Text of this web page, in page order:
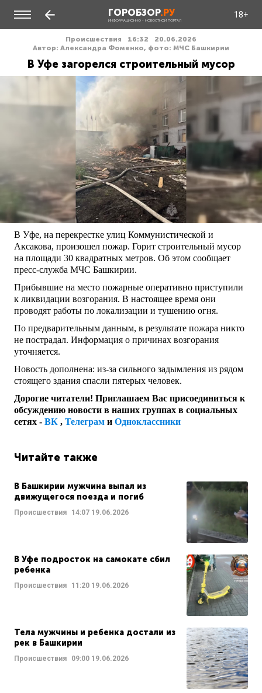
ГОРОБЗОР.РУ
ИНФОРМАЦИОННО - НОВОСТНОЙ ПОРТАЛ
18+
Происшествия 16:32
20.06.2026
Автор: Александра Фоменко, фото: МЧС Башкирии
В Уфе загорелся строительный мусор
В Уфе, на перекрестке улиц Коммунистической и
Аксакова, произошел пожар. Горит строительный мусор
на площади 30 квадратных метров. Об этом сообщает
пресс-служба МЧС Башкирии.
Прибывшие на место пожарные оперативно приступили
к ликвидации возгорания. В настоящее время они
проводят работы по локализации и тушению огня.
По предварительным данным, в результате пожара никто
не пострадал. Информация о причинах возгорания
уточняется.
Новость дополнена: из-за сильного задымления из рядом
стоящего здания спасли пятерых человек.
Дорогие читатели! Приглашаем Вас присоединиться к
обсуждению новости в наших группах в социальных
сетях - ВК , Телеграм и Одноклассники
Читайте также
В Башкирии мужчина выпал из
движущегося поезда и погиб
Происшествия 14:07 19.06.2026
В Уфе подросток на самокате сбил
ребенка
Происшествия 11:20 19.06.2026
Тела мужчины и ребенка достали из
рек в Башкирии
Происшествия 09:00 19.06.2026